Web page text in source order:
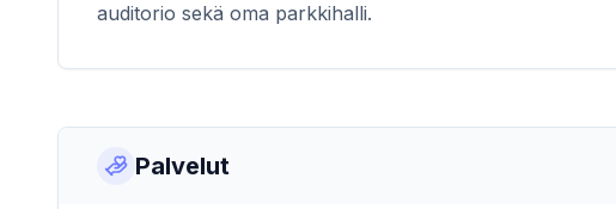
auditorio sekä oma parkkihalli.
Palvelut